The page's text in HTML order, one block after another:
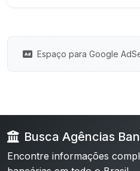
Espaço para Google
Busca Agências
Encontre informações